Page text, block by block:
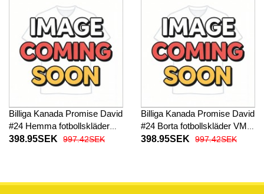
Billiga Kanada Promise David
#24 Hemma fotbollskläder
VM 2026 Kortärmad
398.95SEK 997.42SEK
Billiga Kanada Promise David
#24 Borta fotbollskläder VM
2026 Kortärmad
398.95SEK 997.42SEK